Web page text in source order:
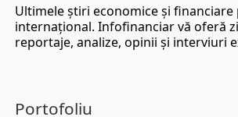
Ultimele ştiri economice şi financiare
internaţional. Infofinanciar vă oferă
reportaje, analize, opinii şi interviuri
Portofoliu